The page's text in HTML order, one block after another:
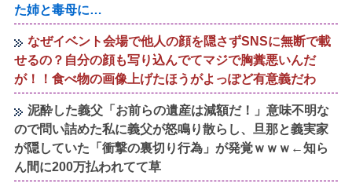
た姉と毒母に…
なぜイベント会場で他人の顔を隠さずSNSに無断で載
せるの？自分の顔も写り込んでてマジで胸糞悪いんだ
が！！食べ物の画像上げたほうがよっぽど有意義だわ
泥酔した義父「お前らの遺産は減額だ！」意味不明な
ので問い詰めた私に義父が怒鳴り散らし、旦那と義実家
が隠していた「衝撃の裏切り行為」が発覚ｗｗｗ←知ら
ん間に200万払われてて草